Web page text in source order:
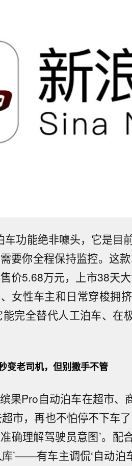
车功能绝非噱头，它是目
要你全程保持监控。这
价5.68万元，上市38天
女性车主和日常穿梭拥
能完全替代人工泊车、在
变老司机，但别撒手不管
果Pro自动泊车在超市、
市，再也不怕停不下车
确理解驾驶员意图’。配
库’——有车主调侃‘自动泊